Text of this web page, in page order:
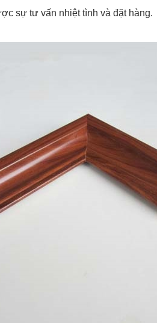
sự tư vấn nhiệt tình và đặt hàng.